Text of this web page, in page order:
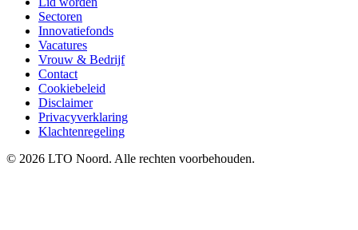
Sectoren
Innovatiefonds
Vacatures
Vrouw & Bedrijf
Contact
Cookiebeleid
Disclaimer
Privacyverklaring
Klachtenregeling
© 2026 LTO Noord. Alle rechten voorbehouden.